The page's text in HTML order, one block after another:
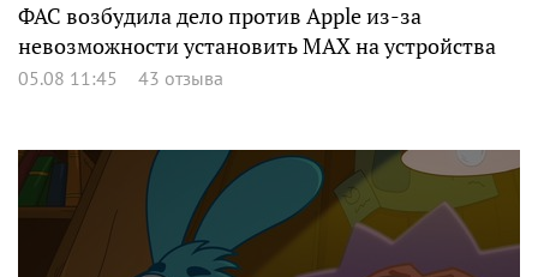
ФАС возбудила дело против Apple из-за
невозможности установить MAX на устройства
05.08 11:45 43 отзыва